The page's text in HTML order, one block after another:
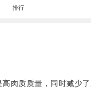
排行
肉质质量，同时减少